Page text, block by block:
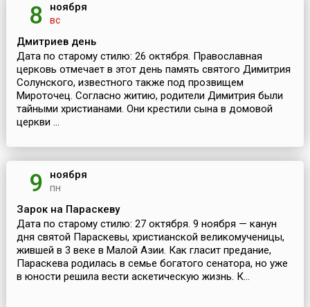
8 ноября
вс
Дмитриев день
Дата по старому стилю: 26 октября. Православная
церковь отмечает в этот день память святого Димитрия
Солунского, известного также под прозвищем
Мироточец. Согласно житию, родители Димитрия были
тайными христианами. Они крестили сына в домовой
церкви ...
9 ноября
пн
Зарок на Параскеву
Дата по старому стилю: 27 октября. 9 ноября — канун
дня святой Параскевы, христианской великомученицы,
жившей в 3 веке в Малой Азии. Как гласит предание,
Параскева родилась в семье богатого сенатора, но уже
в юности решила вести аскетическую жизнь. К...